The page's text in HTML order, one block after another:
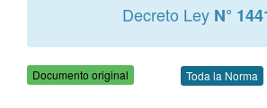
Decreto Ley N°
Documento original Toda la Norma